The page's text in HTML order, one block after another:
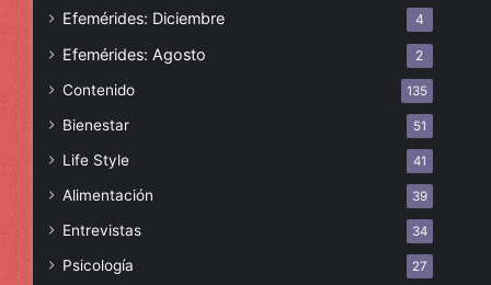
Efemérides: Diciembre 4
Efemérides: Agosto 2
Contenido 135
Bienestar 51
Life Style 41
Alimentación 39
Entrevistas 34
Psicología 27